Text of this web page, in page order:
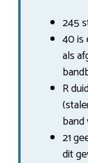
245
40 is
als
R
21
dit